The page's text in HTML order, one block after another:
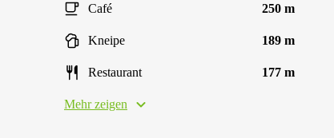
Café 250 m
Kneipe 189 m
Restaurant 177 m
Mehr zeigen